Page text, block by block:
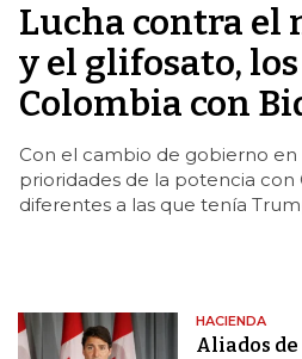
Lucha contra el
y el glifosato,
Colombia con
Con el cambio de gobierno en
prioridades de la potencia con
diferentes a las que tenía
HACIENDA
Aliados de